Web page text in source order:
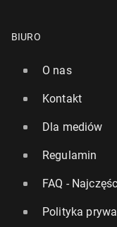
BIURO
O nas
Kontakt
Dla mediów
Regulamin
FAQ -
Polityka